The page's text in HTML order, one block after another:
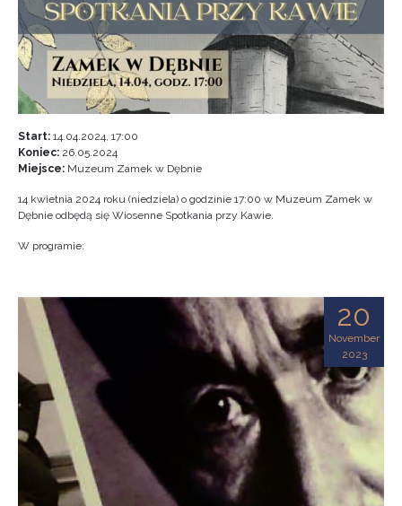
Start: 14.04.2024, 17:00
Koniec: 26.05.2024
Miejsce: Muzeum Zamek w Dębnie
14 kwietnia 2024 roku (niedziela) o godzinie 17:00 w Muzeum Zamek w
Dębnie odbędą się Wiosenne Spotkania przy Kawie.
W programie:
20
November
2023